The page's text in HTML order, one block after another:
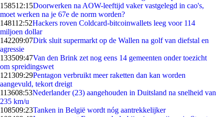
158512:15Doorwerken na AOW-leeftijd vaker vastgelegd in cao's,
moet werken na je 67e de norm worden?
148112:52Hackers roven Coldcard-bitcoinwallets leeg voor 114
miljoen dollar
142209:07Dirk sluit supermarkt op de Wallen na golf van diefstal en
agressie
133509:47Van den Brink zet nog eens 14 gemeenten onder toezicht
om spreidingswet
121309:29Pentagon verbruikt meer raketten dan kan worden
aangevuld, tekort dreigt
113608:53Nederlander (23) aangehouden in Duitsland na snelheid van
235 km/u
108509:23Tanken in België wordt nóg aantrekkelijker